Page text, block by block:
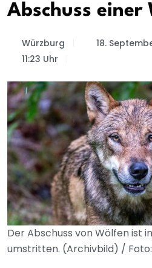
Abschuss einer
Würzburg
18.
11:23 Uhr
Der Abschuss von Wölfen ist
umstritten. (Archivbild) /